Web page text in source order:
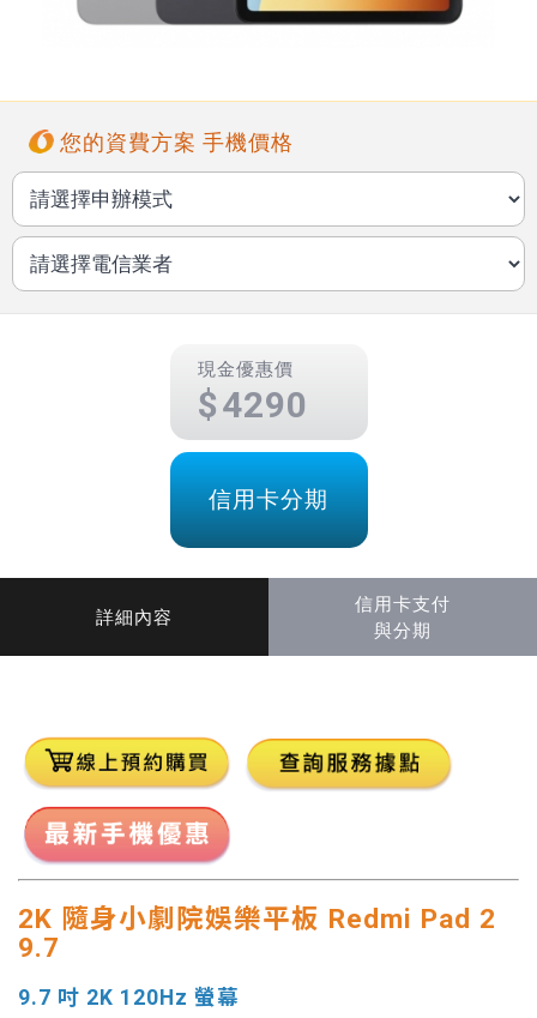
您的資費方案 手機價格
現金優惠價
4290
信用卡分期
詳細內容
信用卡支付
與分期
2K 隨身小劇院娛樂平板 Redmi Pad 2
9.7
9.7 吋 2K 120Hz 螢幕